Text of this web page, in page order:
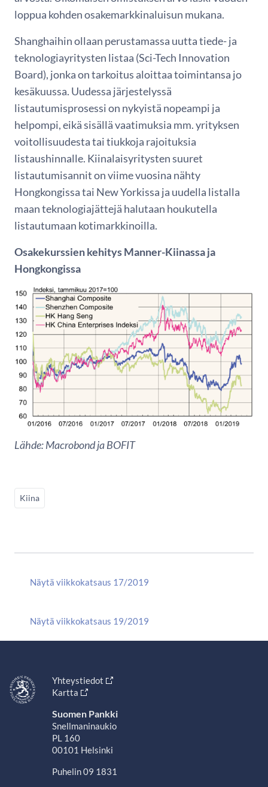
loppua kohden osakemarkkinaluisun mukana.
Shanghaihin ollaan perustamassa uutta tiede- ja
teknologiayritysten listaa (Sci-Tech Innovation
Board), jonka on tarkoitus aloittaa toimintansa jo
kesäkuussa. Uudessa järjestelyssä
listautumisprosessi on nykyistä nopeampi ja
helpompi, eikä sisällä vaatimuksia mm. yrityksen
voitollisuudesta tai tiukkoja rajoituksia
listaushinnalle. Kiinalaisyritysten suuret
listautumisannit on viime vuosina nähty
Hongkongissa tai New Yorkissa ja uudella listalla
maan teknologiajättejä halutaan houkutella
listautumaan kotimarkkinoilla.
Osakekurssien kehitys Manner-Kiinassa ja
Hongkongissa
Lähde: Macrobond ja BOFIT
Kiina
Näytä viikkokatsaus 17/2019
Näytä viikkokatsaus 19/2019
Yhteystiedot
Kartta
Suomen Pankki
Snellmaninaukio
PL 160
00101 Helsinki
Puhelin 09 1831